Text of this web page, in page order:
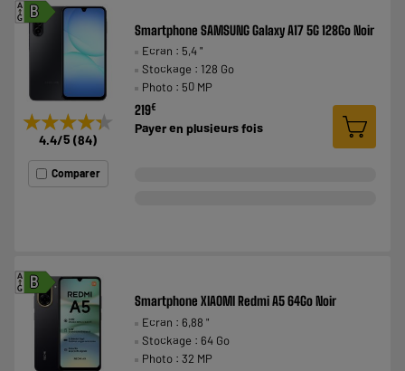
B
A
G
★★★★★
★★★★★
4.4/5 (84)
Comparer
Smartphone SAMSUNG Galaxy A17 5G 128Go Noir
Ecran : 5,4 "
Stockage : 128 Go
Photo : 50 MP
219€
Payer en plusieurs fois
B
A
G
Smartphone XIAOMI Redmi A5 64Go Noir
Ecran : 6,88 "
Stockage : 64 Go
Photo : 32 MP